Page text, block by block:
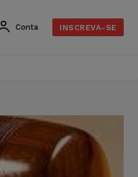
Conta INSCREVA-SE